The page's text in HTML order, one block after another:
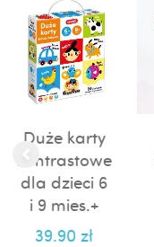
Duże karty
kontrastowe
dla dzieci 6
i 9 mies.+
39.90 zł